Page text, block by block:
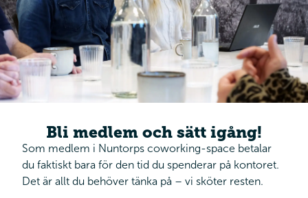
Bli medlem och sätt igång!
Som medlem i Nuntorps coworking-space betalar
du faktiskt bara för den tid du spenderar på kontoret.
Det är allt du behöver tänka på – vi sköter resten.